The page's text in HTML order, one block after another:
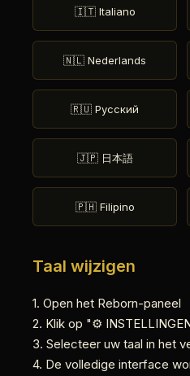
🇮🇹 Italiano
🇳🇱 Nederlands
🇷🇺 Русский
🇯🇵 日本語
🇵🇭 Filipino
Taal wijzigen
1. Open het Reborn-paneel
2. Klik op "⚙️
3. Selecteer uw taal in het
4. De volledige interface